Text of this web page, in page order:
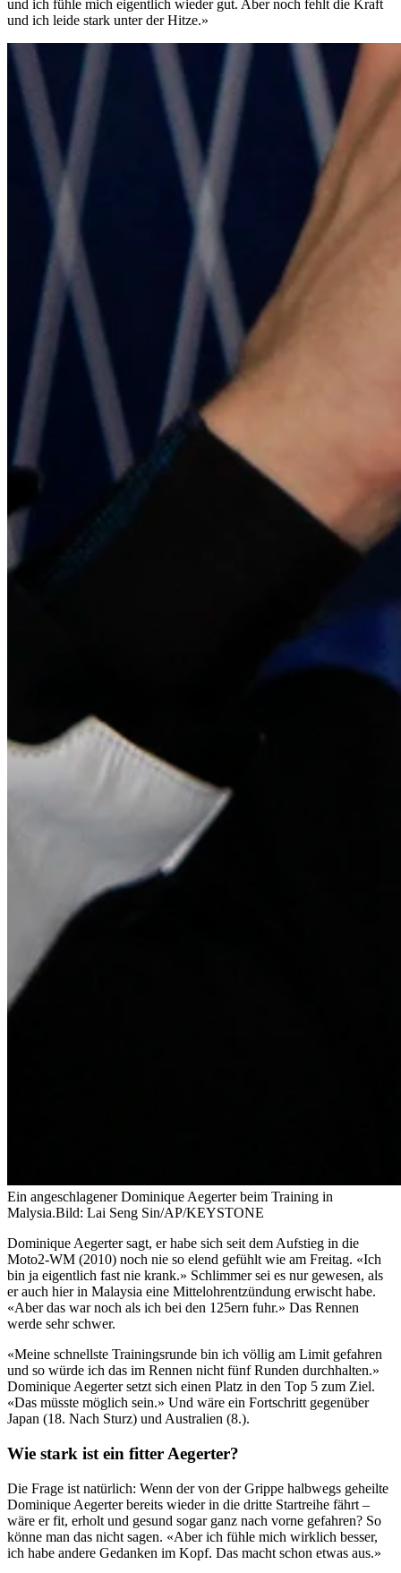
und ich fühle mich eigentlich wieder gut. Aber noch fehlt die Kraft
und ich leide stark unter der Hitze.»
Ein angeschlagener Dominique Aegerter beim Training in
Malysia.Bild: Lai Seng Sin/AP/KEYSTONE
Dominique Aegerter sagt, er habe sich seit dem Aufstieg in die
Moto2-WM (2010) noch nie so elend gefühlt wie am Freitag. «Ich
bin ja eigentlich fast nie krank.» Schlimmer sei es nur gewesen, als
er auch hier in Malaysia eine Mittelohrentzündung erwischt habe.
«Aber das war noch als ich bei den 125ern fuhr.» Das Rennen
werde sehr schwer.
«Meine schnellste Trainingsrunde bin ich völlig am Limit gefahren
und so würde ich das im Rennen nicht fünf Runden durchhalten.»
Dominique Aegerter setzt sich einen Platz in den Top 5 zum Ziel.
«Das müsste möglich sein.» Und wäre ein Fortschritt gegenüber
Japan (18. Nach Sturz) und Australien (8.).
Wie stark ist ein fitter Aegerter?
Die Frage ist natürlich: Wenn der von der Grippe halbwegs geheilte
Dominique Aegerter bereits wieder in die dritte Startreihe fährt –
wäre er fit, erholt und gesund sogar ganz nach vorne gefahren? So
könne man das nicht sagen. «Aber ich fühle mich wirklich besser,
ich habe andere Gedanken im Kopf. Das macht schon etwas aus.»